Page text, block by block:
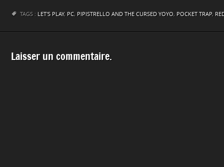
TAGS : LET'S PLAY, PC, PIPISTRELLO AND THE CURSED YOYO, POCKET TRAP,
Laisser un commentaire.